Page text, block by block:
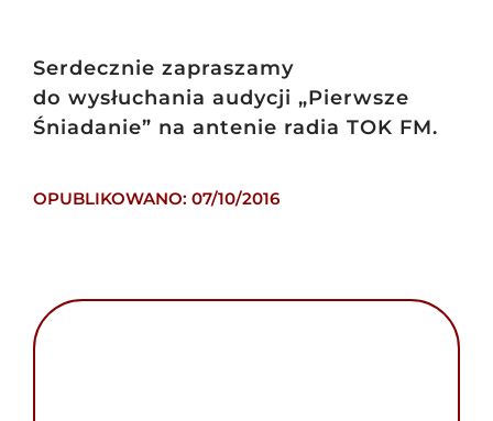
Serdecznie zapraszamy
do wysłuchania audycji „Pierwsze
Śniadanie” na antenie radia TOK FM.
OPUBLIKOWANO: 07/10/2016